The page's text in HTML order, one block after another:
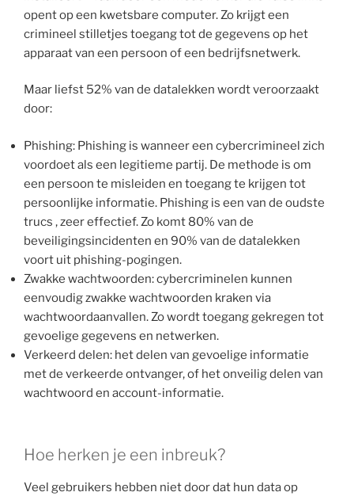
opent op een kwetsbare computer. Zo krijgt een
crimineel stilletjes toegang tot de gegevens op het
apparaat van een persoon of een bedrijfsnetwerk.
Maar liefst 52% van de datalekken wordt veroorzaakt
door:
Phishing: Phishing is wanneer een cybercrimineel zich
voordoet als een legitieme partij. De methode is om
een persoon te misleiden en toegang te krijgen tot
persoonlijke informatie. Phishing is een van de oudste
trucs , zeer effectief. Zo komt 80% van de
beveiligingsincidenten en 90% van de datalekken
voort uit phishing-pogingen.
Zwakke wachtwoorden: cybercriminelen kunnen
eenvoudig zwakke wachtwoorden kraken via
wachtwoordaanvallen. Zo wordt toegang gekregen tot
gevoelige gegevens en netwerken.
Verkeerd delen: het delen van gevoelige informatie
met de verkeerde ontvanger, of het onveilig delen van
wachtwoord en account-informatie.
Hoe herken je een inbreuk?
Veel gebruikers hebben niet door dat hun data op